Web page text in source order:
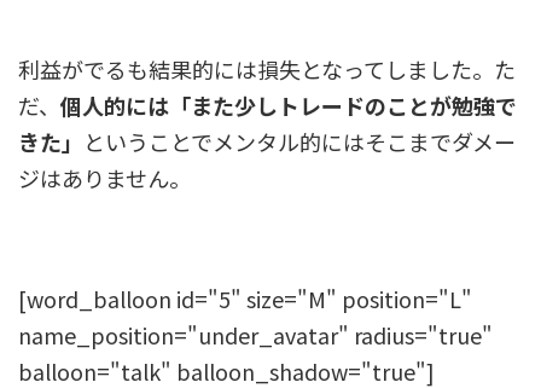
利益がでるも結果的には損失となってしました。た
だ、 個人的には「また少しトレードのことが勉強で
きた」 ということでメンタル的にはそこまでダメー
ジはありません。
[word_balloon id="5" size="M" position="L"
name_position="under_avatar" radius="true"
balloon="talk" balloon_shadow="true"]